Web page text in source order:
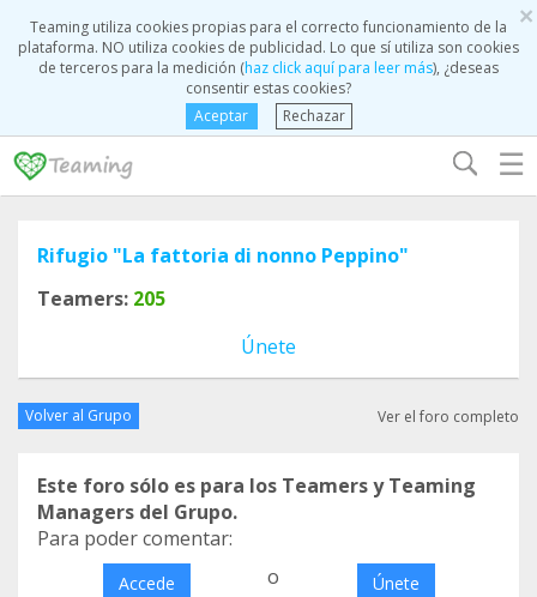
×
Teaming utiliza cookies propias para el correcto funcionamiento de la
plataforma. NO utiliza cookies de publicidad. Lo que sí utiliza son cookies
de terceros para la medición (haz click aquí para leer más), ¿deseas
consentir estas cookies?
Aceptar
Rechazar
☰
Rifugio "La fattoria di nonno Peppino"
Teamers: 205
Únete
Volver al Grupo Ver el foro completo
Este foro sólo es para los Teamers y Teaming
Managers del Grupo.
Para poder comentar:
Accede o Únete